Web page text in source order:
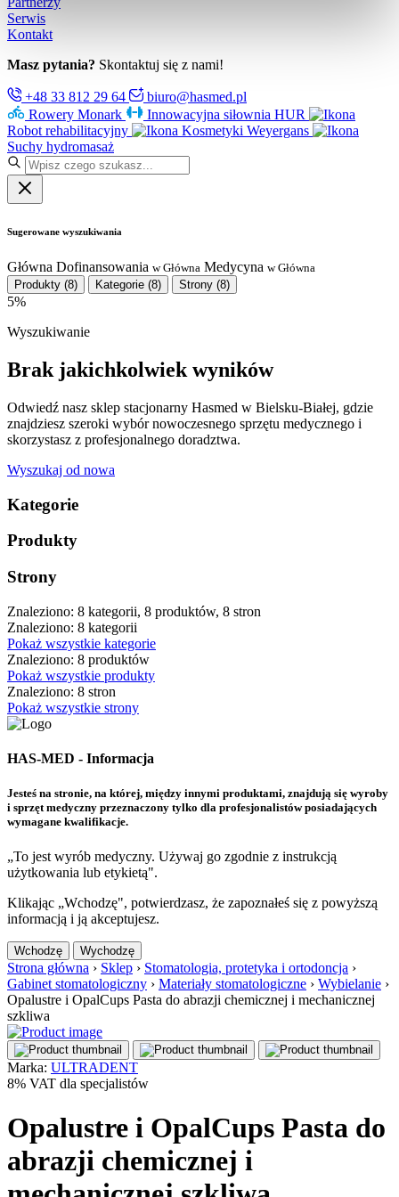
Serwis
Kontakt
Masz pytania? Skontaktuj się z nami!
+48 33 812 29 64
biuro@hasmed.pl
Rowery Monark
Innowacyjna siłownia HUR
Robot rehabilitacyjny
Kosmetyki Weyergans
Suchy hydromasaż
Sugerowane wyszukiwania
Główna Dofinansowania w Główna Medycyna w Główna
Produkty (8) Kategorie (8) Strony (8)
5%
Wyszukiwanie
Brak jakichkolwiek wyników
Odwiedź nasz sklep stacjonarny Hasmed w Bielsku-Białej, gdzie
znajdziesz szeroki wybór nowoczesnego sprzętu medycznego i
skorzystasz z profesjonalnego doradztwa.
Wyszukaj od nowa
Kategorie
Produkty
Strony
Znaleziono: 8 kategorii, 8 produktów, 8 stron
Znaleziono: 8 kategorii
Pokaż wszystkie kategorie
Znaleziono: 8 produktów
Pokaż wszystkie produkty
Znaleziono: 8 stron
Pokaż wszystkie strony
HAS-MED - Informacja
Jesteś na stronie, na której, między innymi produktami, znajdują się wyroby
i sprzęt medyczny przeznaczony tylko dla profesjonalistów posiadających
wymagane kwalifikacje.
„To jest wyrób medyczny. Używaj go zgodnie z instrukcją
użytkowania lub etykietą".
Klikając „Wchodzę", potwierdzasz, że zapoznałeś się z powyższą
informacją i ją akceptujesz.
Wchodzę Wychodzę
Strona główna › Sklep › Stomatologia, protetyka i ortodoncja ›
Gabinet stomatologiczny › Materiały stomatologiczne › Wybielanie ›
Opalustre i OpalCups Pasta do abrazji chemicznej i mechanicznej
szkliwa
Marka: ULTRADENT
8% VAT dla specjalistów
Opalustre i OpalCups Pasta do
abrazji chemicznej i